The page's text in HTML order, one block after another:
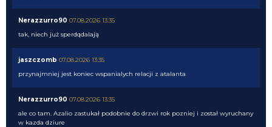
Nerazzurro90 07.08.2026 13:35
tak, niech już sperdqdalają
jaszczomb 07.08.2026 13:35
przynajmniej jest koniec wspanialych relacji z atalanta
Nerazzurro90 07.08.2026 13:35
ale co tam. Azalio zastukał podobnie do drzwi rok pozniej i został wyruchany
w kazda dziure